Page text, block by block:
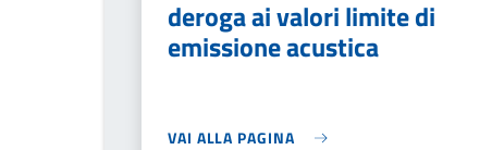
deroga ai valori limite di
emissione acustica
VAI ALLA PAGINA